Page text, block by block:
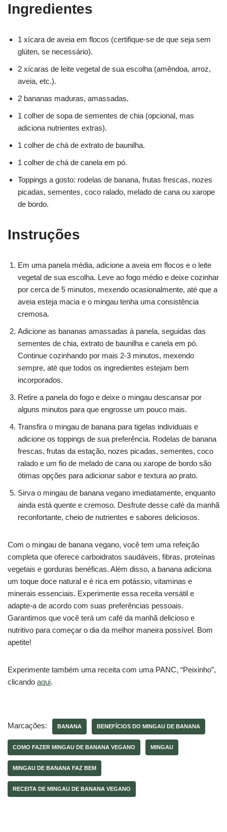
Ingredientes
1 xícara de aveia em flocos (certifique-se de que seja sem
glúten, se necessário).
2 xícaras de leite vegetal de sua escolha (amêndoa, arroz,
aveia, etc.).
2 bananas maduras, amassadas.
1 colher de sopa de sementes de chia (opcional, mas
adiciona nutrientes extras).
1 colher de chá de extrato de baunilha.
1 colher de chá de canela em pó.
Toppings a gosto: rodelas de banana, frutas frescas, nozes
picadas, sementes, coco ralado, melado de cana ou xarope
de bordo.
Instruções
Em uma panela média, adicione a aveia em flocos e o leite
vegetal de sua escolha. Leve ao fogo médio e deixe cozinhar
por cerca de 5 minutos, mexendo ocasionalmente, até que a
aveia esteja macia e o mingau tenha uma consistência
cremosa.
Adicione as bananas amassadas à panela, seguidas das
sementes de chia, extrato de baunilha e canela em pó.
Continue cozinhando por mais 2-3 minutos, mexendo
sempre, até que todos os ingredientes estejam bem
incorporados.
Retire a panela do fogo e deixe o mingau descansar por
alguns minutos para que engrosse um pouco mais.
Transfira o mingau de banana para tigelas individuais e
adicione os toppings de sua preferência. Rodelas de banana
frescas, frutas da estação, nozes picadas, sementes, coco
ralado e um fio de melado de cana ou xarope de bordo são
ótimas opções para adicionar sabor e textura ao prato.
Sirva o mingau de banana vegano imediatamente, enquanto
ainda está quente e cremoso. Desfrute desse café da manhã
reconfortante, cheio de nutrientes e sabores deliciosos.
Com o mingau de banana vegano, você tem uma refeição
completa que oferece carboidratos saudáveis, fibras, proteínas
vegetais e gorduras benéficas. Além disso, a banana adiciona
um toque doce natural e é rica em potássio, vitaminas e
minerais essenciais. Experimente essa receita versátil e
adapte-a de acordo com suas preferências pessoais.
Garantimos que você terá um café da manhã delicioso e
nutritivo para começar o dia da melhor maneira possível. Bom
apetite!
Experimente também uma receita com uma PANC, “Peixinho”,
clicando aqui.
Marcações: BANANA BENEFÍCIOS DO MINGAU DE BANANA
COMO FAZER MINGAU DE BANANA VEGANO MINGAU
MINGAU DE BANANA FAZ BEM
RECEITA DE MINGAU DE BANANA VEGANO